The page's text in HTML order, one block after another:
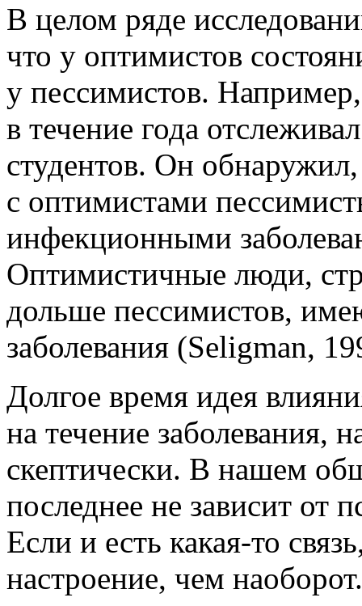
В целом ряде
что у оптимистов
у пессимистов.
в течение года
студентов. Он
с оптимистами
инфекционными
Оптимистичные люди,
дольше пессимистов,
заболевания (Seligman,
Долгое время идея
на течение заболевания,
скептически. В нашем
последнее не зависит от
Если и есть какая-то
настроение, чем наоборот.